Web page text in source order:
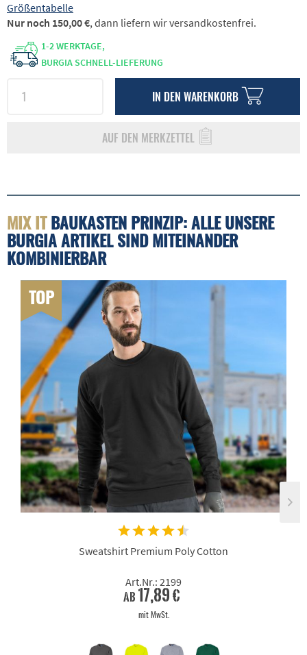
Größentabelle
1-2 WERKTAGE,
BURGIA SCHNELL-LIEFERUNG
IN DEN WARENKORB
AUF DEN MERKZETTEL
Nur noch 150,00 €, dann liefern wir versandkostenfrei.
MIX ITBAUKASTEN PRINZIP: ALLE UNSERE
BURGIA ARTIKEL SIND MITEINANDER
KOMBINIERBAR
TOP
Sweatshirt Premium Poly Cotton
Art.Nr.: 2199
ab 17,89 €
mit MwSt.